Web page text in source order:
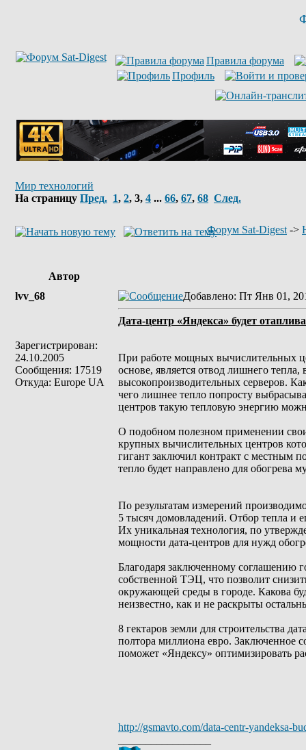
Правила форума
Профиль
Мир технологий
На страницу Пред. 1, 2, 3, 4 ... 66, 67, 68 След.
Форум Sat-Digest ->
Автор
lvv_68
Зарегистрирован:
24.10.2005
Сообщения: 17519
Откуда: Europe UA
Добавлено: Пт Янв 01,
Дата-центр «Яндекса» будет
При работе мощных вычислительных
основе, является отвод лишнего
высокопроизводительных серверов.
чего лишнее тепло попросту
центров такую тепловую энергию
О подобном полезном применении
крупных вычислительных центров
гигант заключил контракт с местным
тепло будет направлено для обогрева
По результатам измерений
5 тысяч домовладений. Отбор тепла и
Их уникальная технология, по
мощности дата-центров для нужд
Благодаря заключенному соглашению
собственной ТЭЦ, что позволит
окружающей среды в городе. Какова
неизвестно, как и не раскрыты
8 гектаров земли для строительства
полтора миллиона евро. Заключенное
поможет «Яндексу» оптимизировать
http://gsmavto.com/data-centr-yandeksa-